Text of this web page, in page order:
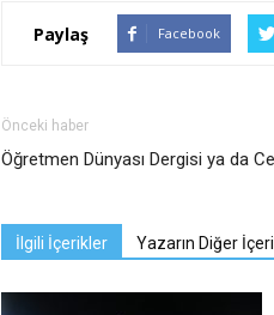
Paylaş Facebook
Önceki haber
Öğretmen Dünyası Dergisi ya da
İlgili İçerikler Yazarın Diğer